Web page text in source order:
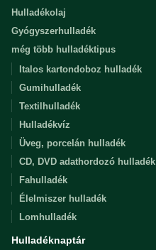
Hulladékolaj
Gyógyszerhulladék
még több hulladéktipus
Italos kartondoboz hulladék
Gumihulladék
Textilhulladék
Hulladékvíz
Üveg, porcelán hulladék
CD, DVD adathordozó hulladék
Fahulladék
Élelmiszer hulladék
Lomhulladék
Hulladéknaptár